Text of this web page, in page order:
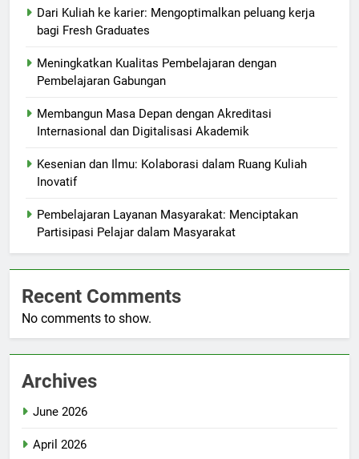
Dari Kuliah ke karier: Mengoptimalkan peluang kerja
bagi Fresh Graduates
Meningkatkan Kualitas Pembelajaran dengan
Pembelajaran Gabungan
Membangun Masa Depan dengan Akreditasi
Internasional dan Digitalisasi Akademik
Kesenian dan Ilmu: Kolaborasi dalam Ruang Kuliah
Inovatif
Pembelajaran Layanan Masyarakat: Menciptakan
Partisipasi Pelajar dalam Masyarakat
Recent Comments
No comments to show.
Archives
June 2026
April 2026